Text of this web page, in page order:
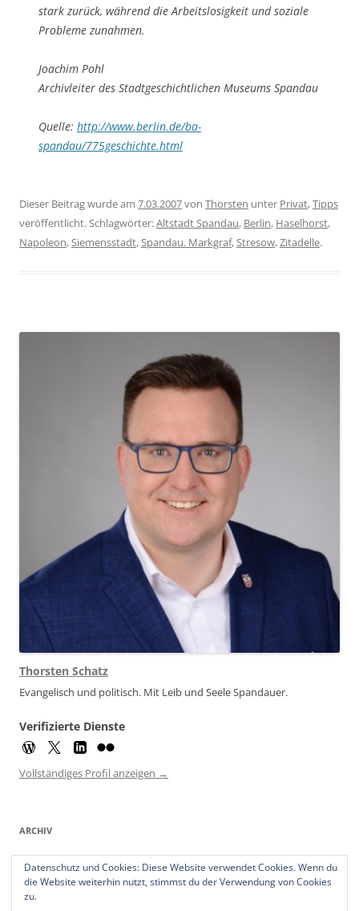
stark zurück, während die Arbeitslosigkeit und soziale
Probleme zunahmen.
Joachim Pohl
Archivleiter des Stadtgeschichtlichen Museums Spandau
Quelle: http://www.berlin.de/ba-
spandau/775geschichte.html
Dieser Beitrag wurde am 7.03.2007von Thorsten unter Privat,Tipps
veröffentlicht. Schlagwörter:Altstadt Spandau, Berlin, Haselhorst,
Napoleon,Siemensstadt,Spandau. Markgraf,Stresow,Zitadelle.
Thorsten Schatz
Evangelisch und politisch. Mit Leib und Seele Spandauer.
Verifizierte Dienste
Vollständiges Profil anzeigen →
ARCHIV
Archiv
Datenschutz und Cookies: Diese Website verwendet Cookies. Wenn du
die Website weiterhin nutzt, stimmst du der Verwendung von Cookies
zu.